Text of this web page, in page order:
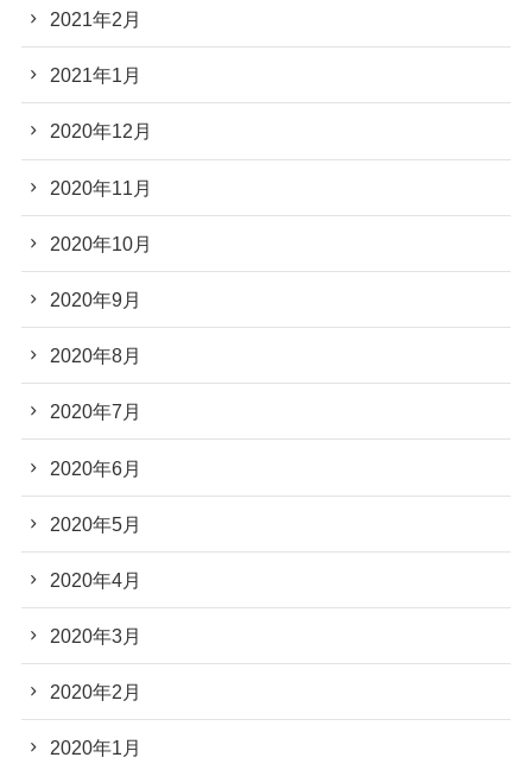
2021年2月
2021年1月
2020年12月
2020年11月
2020年10月
2020年9月
2020年8月
2020年7月
2020年6月
2020年5月
2020年4月
2020年3月
2020年2月
2020年1月